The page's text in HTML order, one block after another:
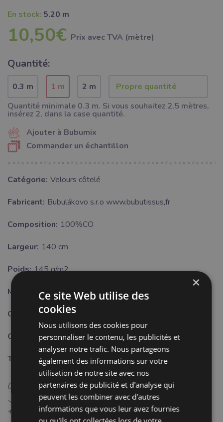
En stock: 5.20 m
10,50€ Prix ​​avec TVA (mètre)
Quantité:
0.3 m 1 m
2 m
Quantité minimale 0.3 m. Si vous souhaitez 2,5 mètres,
insérez 2, dans la case quantité.
Ajouter à Bubumix
Commander un échantillon
Catégorie: Velours côtelé
Fabricant: Bubulákovo s.r.o www.bubutissus,fr
Composition: 100%CO
Largeur: 140 cm
Poids: 145 g/m2
Motif: Uni
Certifikat: OEKO-TEX Standard 100 class I.
Couleur: brun
Traitement:
E repassage fer chaud (150°C)
H Blanchiment interdit
×
Ce site Web utilise des
cookies
Nous utilisons des cookies pour
personnaliser le contenu, les publicités et
analyser notre trafic. Nous partageons
également des informations sur votre
utilisation de notre site avec nos
partenaires de publicité et d'analyse qui
peuvent les combiner avec d'autres
informations que vous leur avez fournies